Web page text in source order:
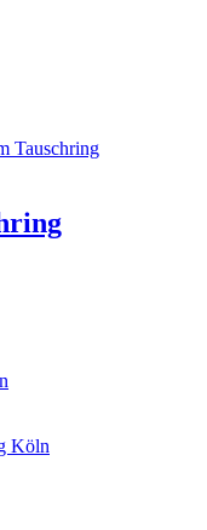
Tauschring
Köln